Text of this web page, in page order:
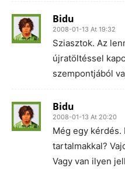
Bidu
2008-01-13 At 19:32
Sziasztok. Az
újratöltéssel
szempontjából
Bidu
2008-01-13 At 20:20
Még egy kérdés.
tartalmakkal?
Vagy van ilyen